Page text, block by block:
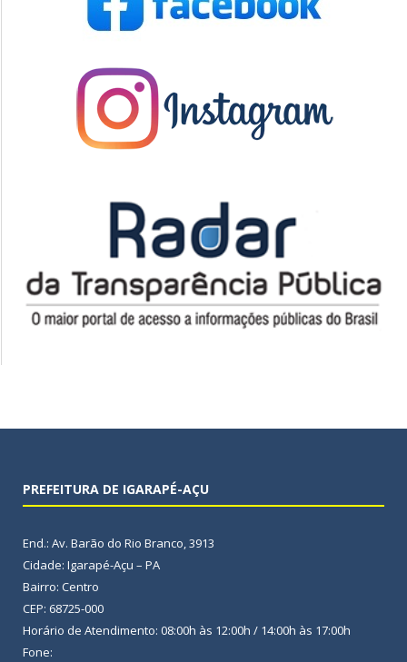
PREFEITURA DE IGARAPÉ-AÇU
End.: Av. Barão do Rio Branco, 3913
Cidade: Igarapé-Açu – PA
Bairro: Centro
CEP: 68725-000
Horário de Atendimento: 08:00h às 12:00h / 14:00h às 17:00h
Fone: